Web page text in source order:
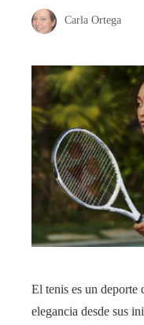
Carla Ortega
El tenis es un deporte
elegancia desde sus